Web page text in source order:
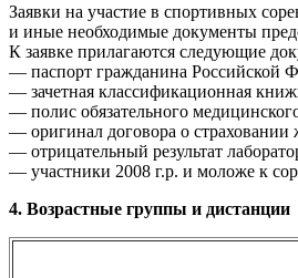
Заявки на участие в спортивных
и иные необходимые документы
К заявке прилагаются следующие
— паспорт гражданина Российской
— зачетная классификационная
— полис обязательного
— оригинал договора о страховании
— отрицательный результат
— участники 2008 г.р. и моложе к
4. Возрастные группы и дистанции